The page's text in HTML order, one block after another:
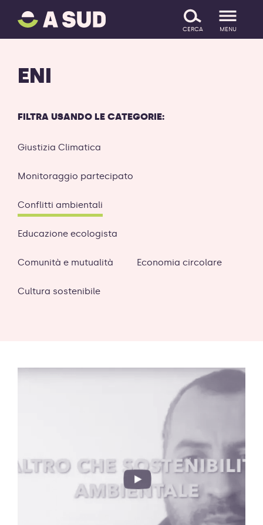
SALTA IL CONTENUTO
A
SUD
logo
alla
homepage
CERCA MENU
ENI
FILTRA USANDO LE CATEGORIE:
Giustizia Climatica
Monitoraggio partecipato
Conflitti ambientali
Educazione ecologista
Comunità e mutualità Economia circolare
Cultura sostenibile